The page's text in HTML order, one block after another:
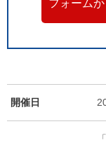
フォーム
開催日